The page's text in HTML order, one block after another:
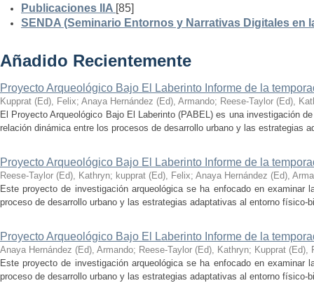
Publicaciones IIA [85]
SENDA (Seminario Entornos y Narrativas Digitales en
Añadido Recientemente
Proyecto Arqueológico Bajo El Laberinto Informe de la
Kupprat (Ed), Felix; Anaya Hernández (Ed), Armando; Reese-Taylor (Ed),
El Proyecto Arqueológico Bajo El Laberinto (PABEL) es una investigación
relación dinámica entre los procesos de desarrollo urbano y las estrategias
Proyecto Arqueológico Bajo El Laberinto Informe de la
Reese-Taylor (Ed), Kathryn; kupprat (Ed), Felix; Anaya Hernández (Ed),
Este proyecto de investigación arqueológica se ha enfocado en examinar
proceso de desarrollo urbano y las estrategias adaptativas al entorno físico-
Proyecto Arqueológico Bajo El Laberinto Informe de la
Anaya Hernández (Ed), Armando; Reese-Taylor (Ed), Kathryn; Kupprat (Ed),
Este proyecto de investigación arqueológica se ha enfocado en examinar
proceso de desarrollo urbano y las estrategias adaptativas al entorno físico-